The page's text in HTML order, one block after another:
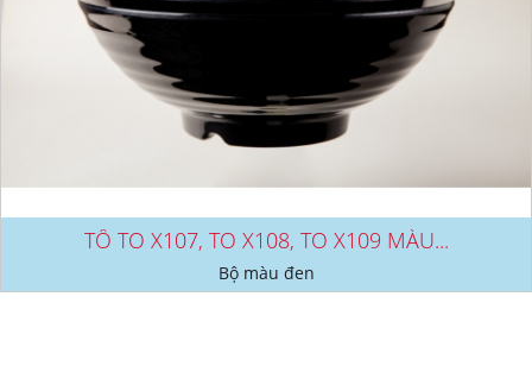
TÔ TO X107, TO X108, TO X109 MÀU...
Bộ màu đen